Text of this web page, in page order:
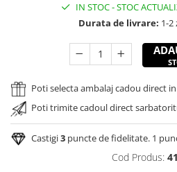
IN STOC-STOC
Durata de livrare: 1-2
Poti selecta ambalaj cadou direct
Poti trimite cadoul direct
Castigi3 puncte de fidelitate. 1
Cod Produs: